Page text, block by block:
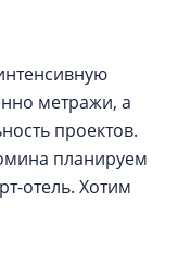
метражи, а
проектов.
планируем
отель. Хотим